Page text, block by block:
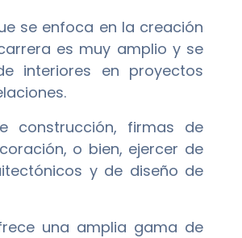
se enfoca en la creación
es muy amplio y se
interiores en proyectos
construcción, firmas de
o bien, ejercer de
y de diseño de
una amplia gama de